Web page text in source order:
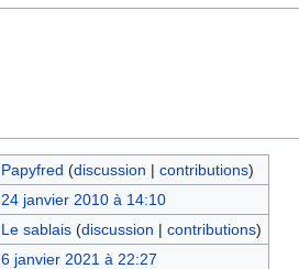
Papyfred (discussion | contributions)
24 janvier 2010 à 14:10
Le sablais (discussion | contributions)
6 janvier 2021 à 22:27